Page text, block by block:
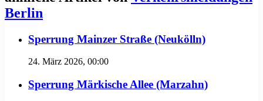
Berlin
Sperrung Mainzer Straße (Neukölln)
24. März 2026, 00:00
Sperrung Märkische Allee (Marzahn)